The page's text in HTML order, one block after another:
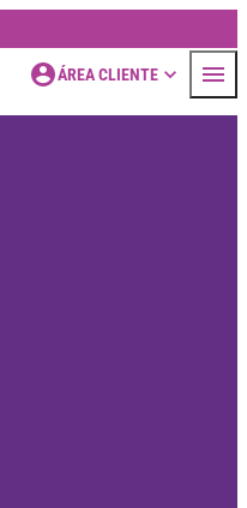
ÁREA CLIENTE